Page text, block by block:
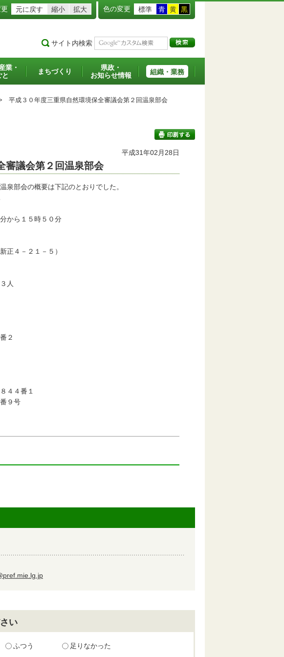
元に戻す 縮小 拡大 色の変更 標準 青 黄 黒
サイト内検索
業・
と
まちづくり
県政・
お知らせ情報
組織・業務
平成３０年度三重県自然環境保全審議会第２回温泉部会
印刷する
平成31年02月28日
審議会第２回温泉部会
部会の概要は下記のとおりでした。
ら１５時５０分
４－２１－５）
人
２
４番１
９号
い
ふつう 足りなかった